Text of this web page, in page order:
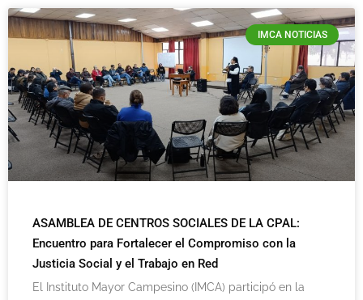
IMCA NOTICIAS
ASAMBLEA DE CENTROS SOCIALES DE LA CPAL:
Encuentro para Fortalecer el Compromiso con la
Justicia Social y el Trabajo en Red
El Instituto Mayor Campesino (IMCA) participó en la